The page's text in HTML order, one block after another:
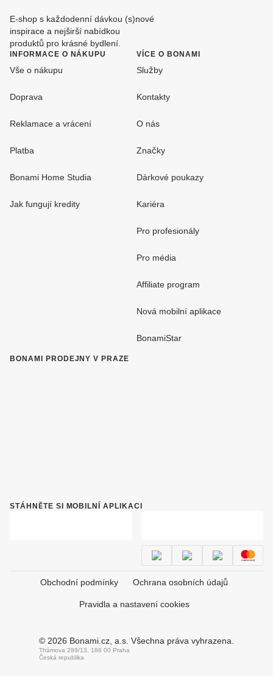
E-shop s každodenní dávkou (s)nové
inspirace a nejširší nabídkou
produktů pro krásné bydlení.
INFORMACE O NÁKUPU
Vše o nákupu
Doprava
Reklamace a vrácení
Platba
Bonami Home Studia
Jak fungují kredity
VÍCE O BONAMI
Služby
Kontakty
O nás
Značky
Dárkové poukazy
Kariéra
Pro profesionály
Pro média
Affiliate program
Nová mobilní aplikace
BonamiStar
BONAMI PRODEJNY V PRAZE
STÁHNĚTE SI MOBILNÍ APLIKACI
Obchodní podmínky Ochrana osobních údajů
Pravidla a nastavení cookies
© 2026 Bonami.cz, a.s. Všechna práva vyhrazena.
Thámova 289/13, 186 00 Praha
Česká republika